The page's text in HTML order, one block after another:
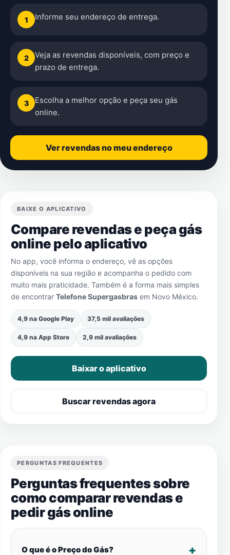
1 Informe seu endereço de entrega.
2
Veja as revendas disponíveis, com preço e
prazo de entrega.
3
Escolha a melhor opção e peça seu gás
online.
Ver revendas no meu endereço
BAIXE O APLICATIVO
Compare revendas e peça gás
online pelo aplicativo
No app, você informa o endereço, vê as opções
disponíveis na sua região e acompanha o pedido com
muito mais praticidade. Também é a forma mais simples
de encontrar Telefone Supergasbras em Novo México.
4,9 na Google Play 37,5 mil avaliações
4,9 na App Store 2,9 mil avaliações
Baixar o aplicativo
Buscar revendas agora
PERGUNTAS FREQUENTES
Perguntas frequentes sobre
como comparar revendas e
pedir gás online
O que é o Preço do Gás?